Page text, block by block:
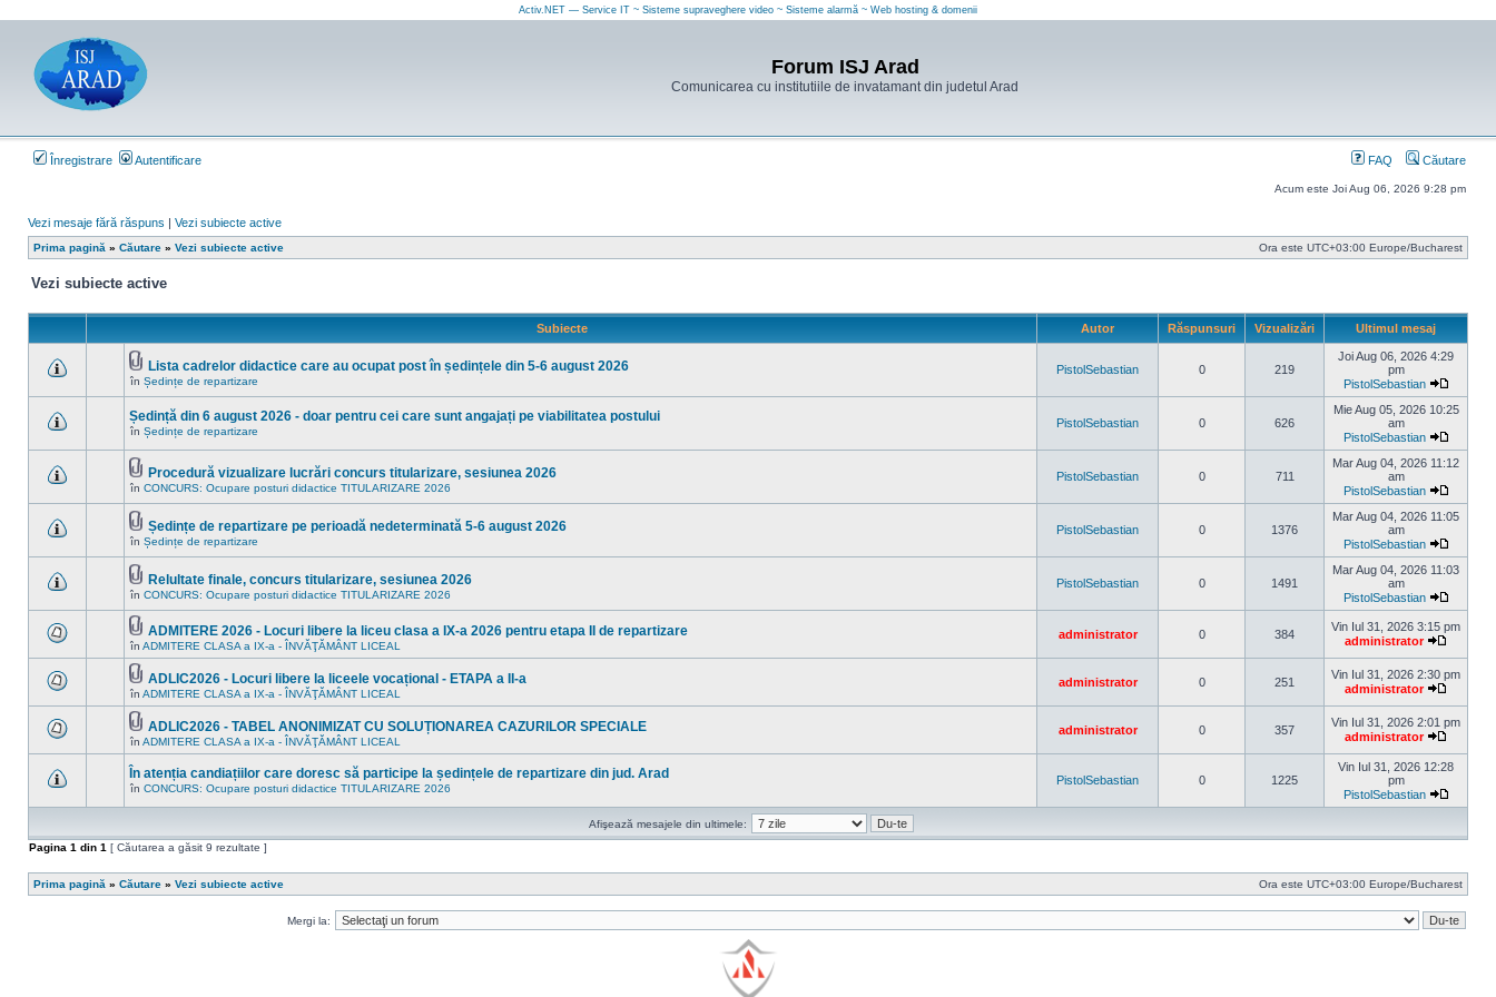
Activ.NET — Service IT ~ Sisteme supraveghere video ~ Sisteme alarmă ~ Web hosting & domenii
Forum ISJ Arad
Comunicarea cu institutiile de invatamant din judetul Arad
Înregistrare Autentificare FAQ Căutare
Acum este Joi Aug 06, 2026 9:28 pm
Vezi mesaje fără răspuns | Vezi subiecte active
Prima pagină » Căutare » Vezi subiecte active Ora este UTC+03:00 Europe/Bucharest
Vezi subiecte active
Subiecte Autor Răspunsuri Vizualizări Ultimul mesaj
sunt
Fişier(e)
ataşat(e)
Lista cadrelor didactice care au ocupat post în ședințele din 5-6 august 2026
în Ședințe de repartizare
PistolSebastian 0 219
Joi Aug 06, 2026 4:29
pm
PistolSebastian
Vezi
ultimul
sunt
Ședință din 6 august 2026 - doar pentru cei care sunt angajați pe viabilitatea postului
în Ședințe de repartizare
PistolSebastian 0 626
Mie Aug 05, 2026 10:25
am
PistolSebastian
Vezi
ultimul
sunt
Fişier(e)
ataşat(e)
Procedură vizualizare lucrări concurs titularizare, sesiunea 2026
în CONCURS: Ocupare posturi didactice TITULARIZARE 2026
PistolSebastian 0 711
Mar Aug 04, 2026 11:12
am
PistolSebastian
Vezi
ultimul
sunt
Fişier(e)
ataşat(e)
Ședințe de repartizare pe perioadă nedeterminată 5-6 august 2026
în Ședințe de repartizare
PistolSebastian 0 1376
Mar Aug 04, 2026 11:05
am
PistolSebastian
Vezi
ultimul
sunt
în
Fişier(e)
ataşat(e)
Relultate finale, concurs titularizare, sesiunea 2026
în CONCURS: Ocupare posturi didactice TITULARIZARE 2026
PistolSebastian 0 1491
Mar Aug 04, 2026 11:03
am
PistolSebastian
Vezi
ultimul
mesaj
sunt
în
Fişier(e)
ataşat(e)
ADMITERE 2026 - Locuri libere la liceu clasa a IX-a 2026 pentru etapa II de repartizare
în ADMITERE CLASA a IX-a - ÎNVĂŢĂMÂNT LICEAL
administrator 0 384
Vin Iul 31, 2026 3:15 pm
administrator
mesaj
sunt
în
Fişier(e)
ataşat(e)
ADLIC2026 - Locuri libere la liceele vocațional - ETAPA a II-a
în ADMITERE CLASA a IX-a - ÎNVĂŢĂMÂNT LICEAL
administrator 0 251
Vin Iul 31, 2026 2:30 pm
administrator
mesaj
sunt
în
Fişier(e)
ataşat(e)
ADLIC2026 - TABEL ANONIMIZAT CU SOLUȚIONAREA CAZURILOR SPECIALE
în ADMITERE CLASA a IX-a - ÎNVĂŢĂMÂNT LICEAL
administrator 0 357
Vin Iul 31, 2026 2:01 pm
administrator
ultimul
mesaj
sunt
noi
subiect.
În atenția candiațiilor care doresc să participe la ședințele de repartizare din jud. Arad
în CONCURS: Ocupare posturi didactice TITULARIZARE 2026
PistolSebastian 0 1225
Vin Iul 31, 2026 12:28
pm
PistolSebastian
Vezi
Afişează mesajele din ultimele:
Pagina 1 din 1 [ Căutarea a găsit 9 rezultate ]
Prima pagină » Căutare » Vezi subiecte active Ora este UTC+03:00 Europe/Bucharest
Mergi la: